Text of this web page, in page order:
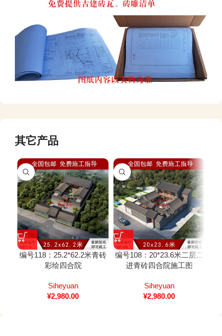
其它产品
编号118：25.2*62.2米青砖
彩绘四合院
Siheyuan
¥2,980.00
编号108：20*23.6米二层二
进青砖四合院施工图
Siheyuan
¥2,980.00